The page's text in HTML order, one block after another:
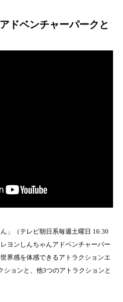
ドベンチャーパークと
」（テレビ朝日系毎週土曜日 16:30
ヨンしんちゃんアドベンチャーパー
界感を体感できるアトラクションエ
ションと、他3つのアトラクションと